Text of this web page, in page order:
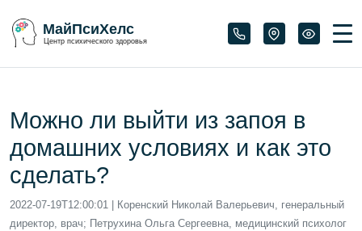
МайПсиХелс
Центр психического здоровья
Можно ли выйти из запоя в
домашних условиях и как это
сделать?
2022-07-19T12:00:01
| Коренский Николай Валерьевич, генеральный
директор, врач; Петрухина Ольга Сергеевна, медицинский психолог